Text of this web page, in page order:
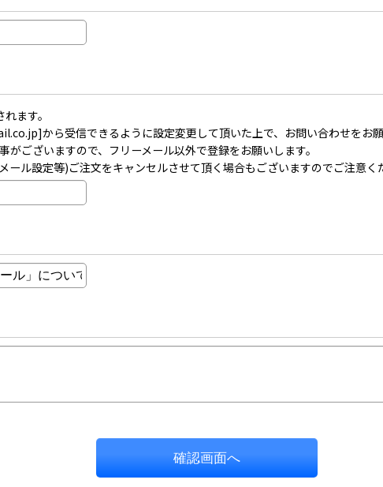
ます。
から受信できるように設定変更して頂いた上で、お問い合わせをお
ございますので、フリーメール以外で登録をお願いします。
ル設定等)ご注文をキャンセルさせて頂く場合もございますのでご注意く
確認画面へ